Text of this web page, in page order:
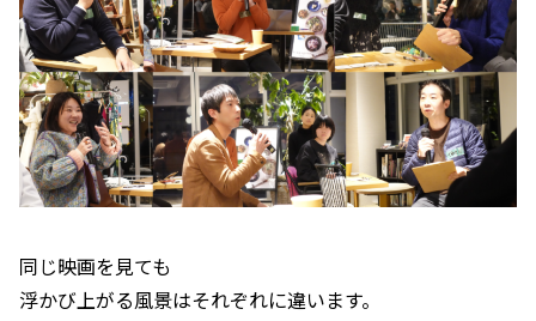
同じ映画を見ても
浮かび上がる風景はそれぞれに違います。